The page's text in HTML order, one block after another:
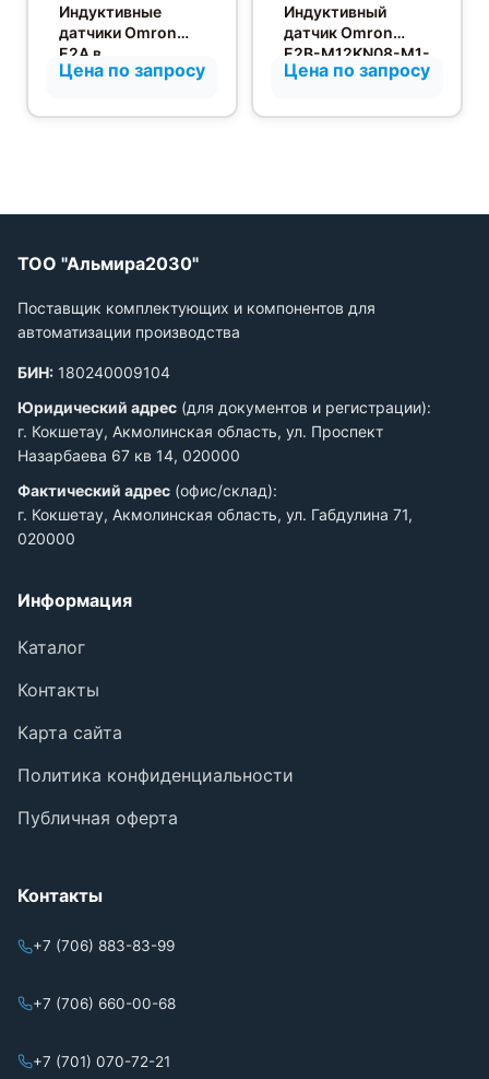
Индуктивные
датчики Omron
E2A в
цилиндрическом
Цена по запросу
Индуктивный
датчик Omron
E2B-M12KN08-M1-
B1
Цена по запросу
ТОО "Альмира2030"
Поставщик комплектующих и компонентов для
автоматизации производства
БИН: 180240009104
Юридический адрес (для документов и регистрации):
г. Кокшетау, Акмолинская область, ул. Проспект
Назарбаева 67 кв 14, 020000
Фактический адрес (офис/склад):
г. Кокшетау, Акмолинская область, ул. Габдулина 71,
020000
Информация
Каталог
Контакты
Карта сайта
Политика конфиденциальности
Публичная оферта
Контакты
+7 (706) 883-83-99
+7 (706) 660-00-68
+7 (701) 070-72-21